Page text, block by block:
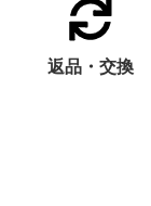
返品・交換